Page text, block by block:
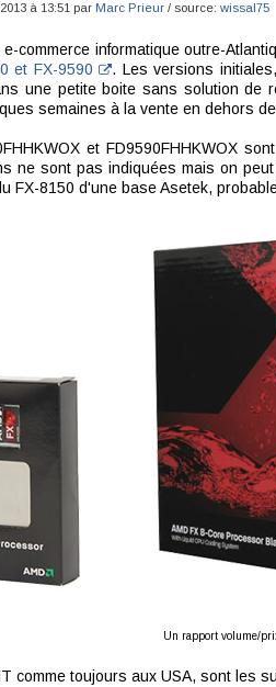
à 13:51 par Marc Prieur/ source: wissal75
e-commerce informatique outre-
et FX-9590
. Les versions
une petite boite sans solution de
semaines à la vente en dehors
et FD9590FHHKWOX
ne sont pas indiquées mais on
FX-8150 d'une base Asetek,
Un rapport volume/
comme toujours aux USA, sont les